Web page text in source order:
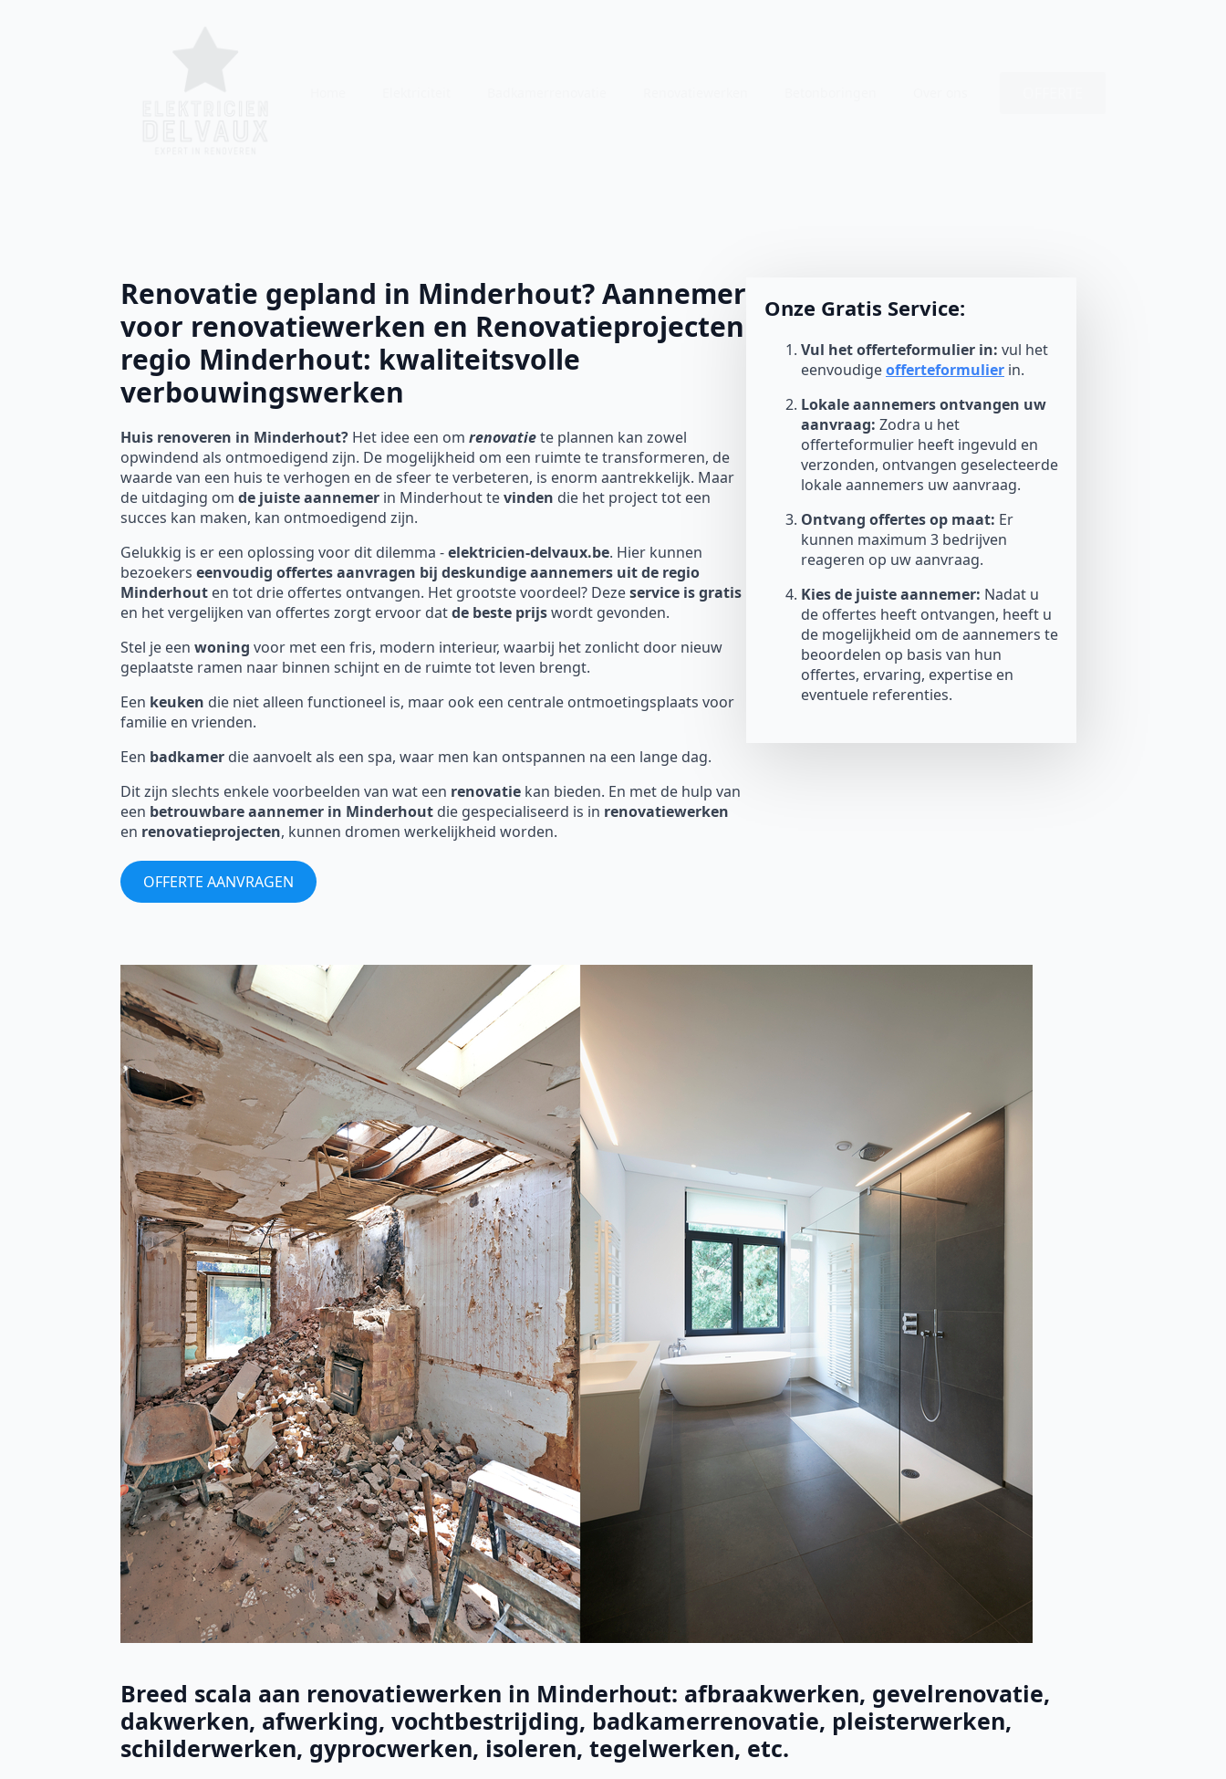
Renovatie gepland in Minderhout? Aannemer
voor renovatiewerken en Renovatieprojecten
regio Minderhout: kwaliteitsvolle
verbouwingswerken
Huis renoveren in Minderhout? Het idee een om renovatiete plannen kan zowel
opwindend als ontmoedigend zijn. De mogelijkheid om een ruimte te transformeren, de
waarde van een huis te verhogen en de sfeer te verbeteren, is enorm aantrekkelijk. Maar
de uitdaging om de juiste aannemer in Minderhout tevinden die het project tot een
succes kan maken, kan ontmoedigend zijn.
Gelukkig is er een oplossing voor dit dilemma -elektricien-delvaux.be. Hier kunnen
bezoekers eenvoudig offertes aanvragen bij deskundige aannemers uit de regio
Minderhout en tot drie offertes ontvangen. Het grootste voordeel? Dezeservice is gratis
en het vergelijken van offertes zorgt ervoor datde beste prijswordt gevonden.
Stel je een woning voor met een fris, modern interieur, waarbij het zonlicht door nieuw
geplaatste ramen naar binnen schijnt en de ruimte tot leven brengt.
Een keuken die niet alleen functioneel is, maar ook een centrale ontmoetingsplaats voor
familie en vrienden.
Een badkamer die aanvoelt als een spa, waar men kan ontspannen na een lange dag.
Dit zijn slechts enkele voorbeelden van wat een renovatie kan bieden. En met de hulp van
een betrouwbare aannemer in Minderhout die gespecialiseerd is in renovatiewerken
en renovatieprojecten, kunnen dromen werkelijkheid worden.
OFFERTE AANVRAGEN
Onze Gratis Service:
Vul het offerteformulier in: vul het
eenvoudigeofferteformulier in.
Lokale aannemers ontvangen uw
aanvraag: Zodra u het
offerteformulier heeft ingevuld en
verzonden, ontvangen geselecteerde
lokale aannemers uw aanvraag.
Ontvang offertes op maat: Er
kunnen maximum 3 bedrijven
reageren op uw aanvraag.
Kies de juiste aannemer: Nadat u
de offertes heeft ontvangen, heeft u
de mogelijkheid om de aannemers te
beoordelen op basis van hun
offertes, ervaring, expertise en
eventuele referenties.
Breed scala aan renovatiewerken in Minderhout: afbraakwerken, gevelrenovatie,
dakwerken, afwerking, vochtbestrijding, badkamerrenovatie, pleisterwerken,
schilderwerken, gyprocwerken, isoleren, tegelwerken, etc.